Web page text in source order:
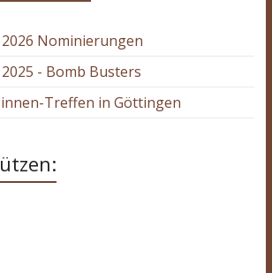
2026 Nominierungen
- Bomb Busters
Treffen in Göttingen